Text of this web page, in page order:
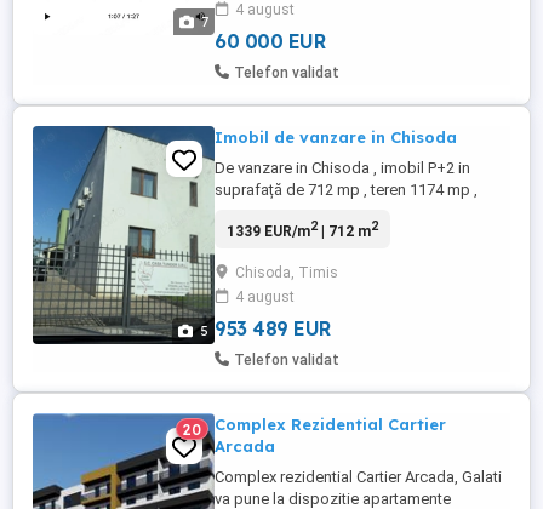
7
4 august
60 000 EUR
Telefon validat
5
Imobil de vanzare in Chisoda
De vanzare in Chisoda , imobil P+2 in
suprafață de 712 mp , teren 1174 mp ,
folosit ca locuita individuala sau colectiva
cabinet , magazin sau orice alta destinatie
.
1339 EUR/m2| 712 m2
Chisoda, Timis
4 august
953 489 EUR
Telefon validat
20
Complex Rezidential Cartier
Arcada
Complex rezidential Cartier Arcada, Galati
va pune la dispozitie apartamente